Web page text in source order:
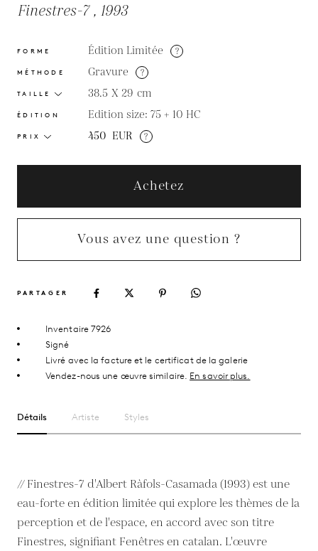
Finestres-7 , 1993
FORME Édition Limitée ?
MÉTHODE Gravure ?
TAILLE 38.5 X 29 cm
ÉDITION Edition size: 75 + 10 HC
PRIX 450 EUR ?
Achetez
Vous avez une question ?
PARTAGER
Inventaire 7926
Signé
Livré avec la facture et le certificat de la galerie
Vendez-nous une œuvre similaire. En savoir plus.
Détails Artiste Styles
// Finestres-7 d'Albert Ràfols-Casamada (1993) est une
eau-forte en édition limitée qui explore les thèmes de la
perception et de l'espace, en accord avec son titre
Finestres, signifiant Fenêtres en catalan. L'œuvre